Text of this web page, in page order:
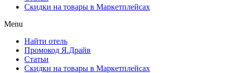
Скидки на товары в Маркетплейсах
Menu
Найти отель
Промокод Я.Драйв
Статьи
Скидки на товары в Маркетплейсах